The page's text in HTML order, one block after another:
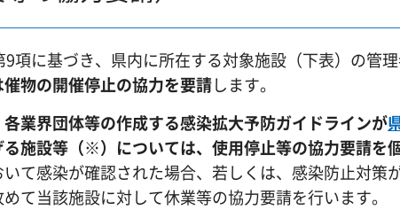
9項に基づき、県内に所在する対象施設（下表）の管
物の開催停止の協力を要請します。
各業界団体等の作成する感染拡大予防ガイドラインが
施設等（※）については、使用停止等の協力要請を
て感染が確認された場合、若しくは、感染防止対策
て当該施設に対して休業等の協力要請を行います。